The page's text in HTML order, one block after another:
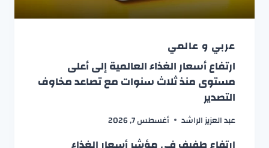
عربي و عالمي
ارتفاع أسعار الغذاء العالمية إلى أعلى
مستوى منذ ثلاث سنوات مع تصاعد مخاوف
التصدير
عبد العزيز الراشد أغسطس 7, 2026